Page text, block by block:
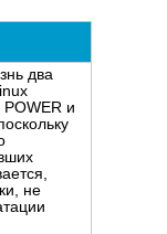
два
и
не